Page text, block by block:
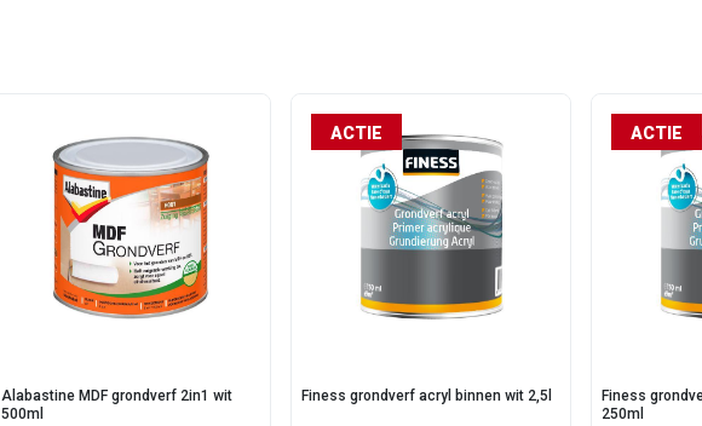
Alabastine MDF grondverf 2in1 wit
500ml
ACTIE
Finess grondverf acryl binnen wit 2,5l
ACTIE
Finess
250ml